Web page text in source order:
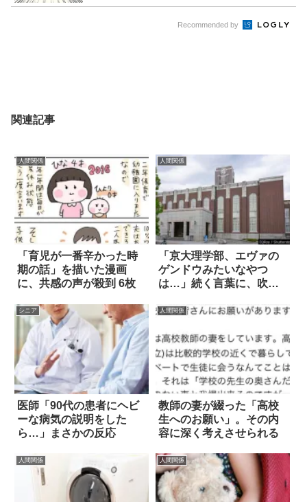
Recommended by
関連記事
人間関係
「育児が一番辛かった時
期の話」を描いた漫画
に、共感の声が殺到 6枚
人間関係
「京大理学部、エヴァの
ゲンドウみたいなやつ
は…」続く言葉に、吹い
シニア
医師「90代の患者にヘビ
ーな病気の説明をした
ら…」まさかの反応
人間関係
教師の妻が綴った「高校
生へのお願い」。その内
容に深く考えさせられる
人間関係 人間関係